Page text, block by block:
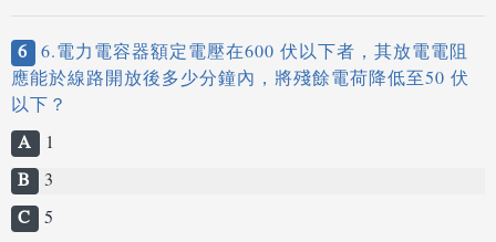
6 6.電力電容器額定電壓在600 伏以下者，其放電電阻
應能於線路開放後多少分鐘內，將殘餘電荷降低至50 伏
以下？
A
1
B 3
C 5